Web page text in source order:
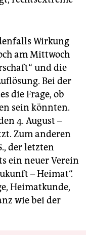
Wirkung
am Mittwoch
und die
Bei der
die Frage, ob
sein könnten.
4. August –
Zum anderen
der letzten
ein neuer Verein
– Heimat“.
Heimatkunde,
wie bei der